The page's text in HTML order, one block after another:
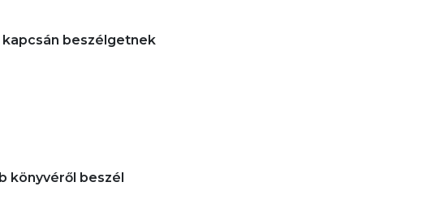
kapcsán beszélgetnek
könyvéről beszél